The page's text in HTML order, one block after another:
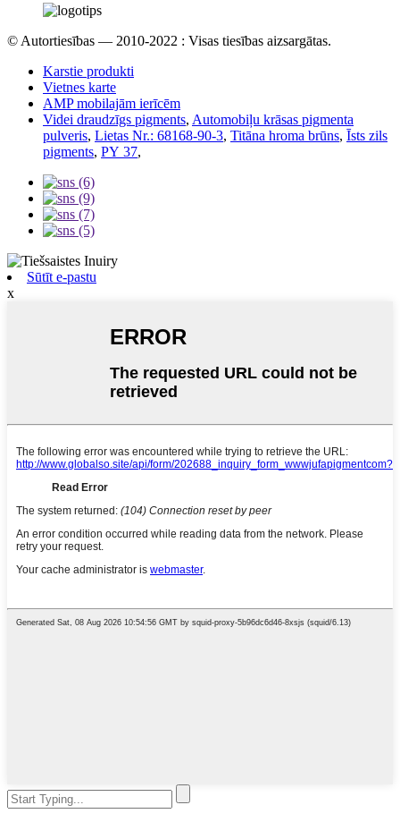
© Autortiesības — 2010-2022 : Visas tiesības aizsargātas.
Karstie produkti
Vietnes karte
AMP mobilajām ierīcēm
Videi draudzīgs pigments, Automobiļu krāsas pigmenta
pulveris, Lietas Nr.: 68168-90-3, Titāna hroma brūns, Īsts zils
pigments, PY 37,
Sūtīt e-pastu
x